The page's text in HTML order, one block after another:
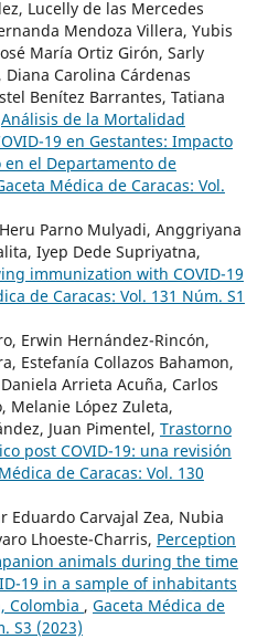
Lucelly de las Mercedes
Mendoza Villera, Yubis
María Ortiz Girón, Sarly
Carolina Cárdenas
Benítez Barrantes, Tatiana
Análisis de la Mortalidad
19 en Gestantes: Impacto
en el Departamento de
Médica de Caracas: Vol.
Parno Mulyadi, Anggriyana
Iyep Dede Supriyatna,
immunization with COVID-19
de Caracas: Vol. 131 Núm. S1
Erwin Hernández-Rincón,
Estefanía Collazos Bahamon,
Arrieta Acuña, Carlos
Melanie López Zuleta,
Juan Pimentel, Trastorno
post COVID-19: una revisión
de Caracas: Vol. 130
Eduardo Carvajal Zea, Nubia
Lhoeste-Charris, Perception
animals during the time
19 in a sample of inhabitants
Colombia , Gaceta Médica de
S3 (2023)